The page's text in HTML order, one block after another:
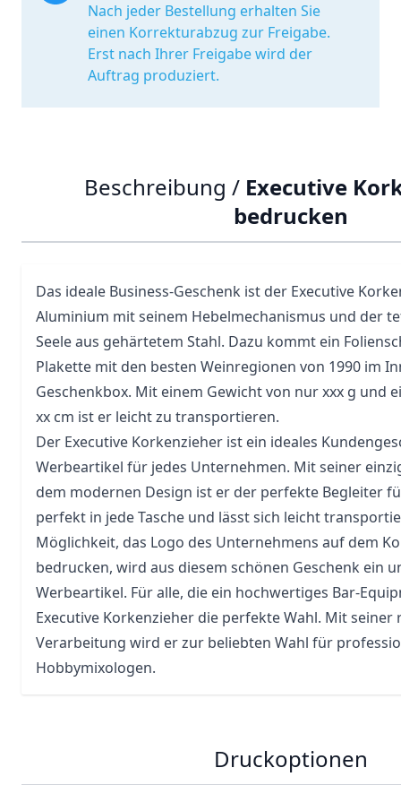
Nach jeder Bestellung erhalten Sie
einen Korrekturabzug zur Freigabe.
Erst nach Ihrer Freigabe wird der
Auftrag produziert.
Beschreibung / Executive
bedrucken
Das ideale Business-Geschenk ist der Executive
Aluminium mit seinem Hebelmechanismus und der
Seele aus gehärtetem Stahl. Dazu kommt ein
Plakette mit den besten Weinregionen von 1990 im
Geschenkbox. Mit einem Gewicht von nur xxx g und
xx cm ist er leicht zu transportieren.
Der Executive Korkenzieher ist ein ideales
Werbeartikel für jedes Unternehmen. Mit seiner
dem modernen Design ist er der perfekte Begleiter
perfekt in jede Tasche und lässt sich leicht
Möglichkeit, das Logo des Unternehmens auf dem
bedrucken, wird aus diesem schönen Geschenk ein
Werbeartikel. Für alle, die ein hochwertiges Bar-
Executive Korkenzieher die perfekte Wahl. Mit seiner
Verarbeitung wird er zur beliebten Wahl für
Hobbymixologen.
Druckoptionen